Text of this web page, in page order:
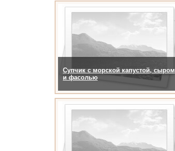
Супчик с морской капустой, сыром
и фасолью